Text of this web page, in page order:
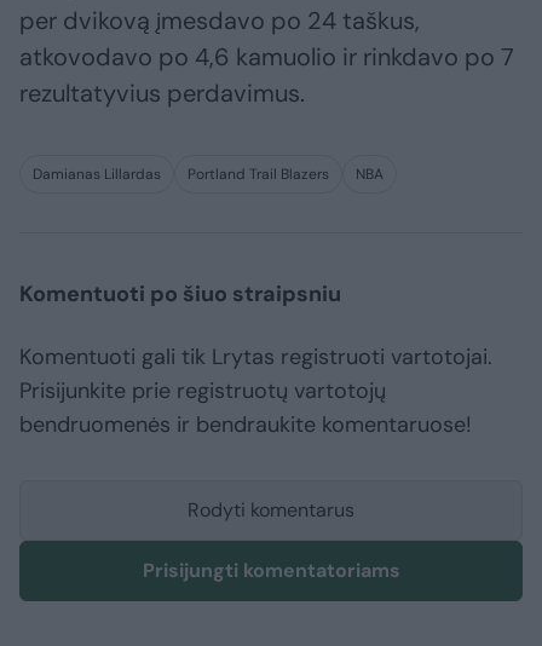
per dvikovą įmesdavo po 24 taškus,
atkovodavo po 4,6 kamuolio ir rinkdavo po 7
rezultatyvius perdavimus.
Damianas Lillardas Portland Trail Blazers NBA
Komentuoti po šiuo straipsniu
Komentuoti gali tik Lrytas registruoti vartotojai.
Prisijunkite prie registruotų vartotojų
bendruomenės ir bendraukite komentaruose!
Rodyti komentarus
Prisijungti komentatoriams